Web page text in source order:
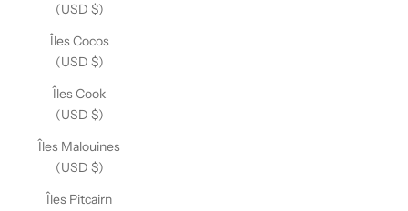
(USD $)
Îles Cocos
(USD $)
Îles Cook
(USD $)
Îles Malouines
(USD $)
Îles Pitcairn